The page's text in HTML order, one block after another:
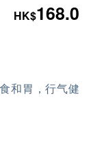
HK$168.0
和胃，行气健